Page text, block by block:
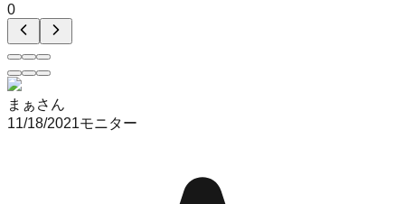
0
まぁさん
11/18/2021モニター